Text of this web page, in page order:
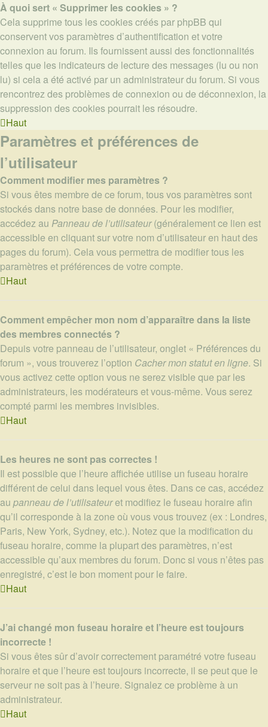
À quoi sert « Supprimer les cookies » ?
Cela supprime tous les cookies créés par phpBB qui
conservent vos paramètres d’authentification et votre
connexion au forum. Ils fournissent aussi des fonctionnalités
telles que les indicateurs de lecture des messages (lu ou non
lu) si cela a été activé par un administrateur du forum. Si vous
rencontrez des problèmes de connexion ou de déconnexion, la
suppression des cookies pourrait les résoudre.
Haut
Paramètres et préférences de
l’utilisateur
Comment modifier mes paramètres ?
Si vous êtes membre de ce forum, tous vos paramètres sont
stockés dans notre base de données. Pour les modifier,
accédez au Panneau de l’utilisateur(généralement ce lien est
accessible en cliquant sur votre nom d’utilisateur en haut des
pages du forum). Cela vous permettra de modifier tous les
paramètres et préférences de votre compte.
Haut
Comment empêcher mon nom d’apparaître dans la liste
des membres connectés ?
Depuis votre panneau de l’utilisateur, onglet « Préférences du
forum », vous trouverez l’option Cacher mon statut en ligne. Si
vous activez cette option vous ne serez visible que par les
administrateurs, les modérateurs et vous-même. Vous serez
compté parmi les membres invisibles.
Haut
Les heures ne sont pas correctes !
Il est possible que l’heure affichée utilise un fuseau horaire
différent de celui dans lequel vous êtes. Dans ce cas, accédez
au panneau de l’utilisateuret modifiez le fuseau horaire afin
qu’il corresponde à la zone où vous vous trouvez (ex : Londres,
Paris, New York, Sydney, etc.). Notez que la modification du
fuseau horaire, comme la plupart des paramètres, n’est
accessible qu’aux membres du forum. Donc si vous n’êtes pas
enregistré, c’est le bon moment pour le faire.
Haut
J’ai changé mon fuseau horaire et l’heure est toujours
incorrecte !
Si vous êtes sûr d’avoir correctement paramétré votre fuseau
horaire et que l’heure est toujours incorrecte, il se peut que le
serveur ne soit pas à l’heure. Signalez ce problème à un
administrateur.
Haut